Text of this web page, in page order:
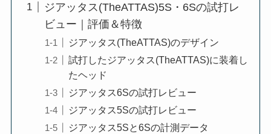
ジアッタス(TheATTAS)5S・6Sの試打レ
ビュー｜評価＆特徴
ジアッタス(TheATTAS)のデザイン
試打したジアッタス(TheATTAS)に装着し
たヘッド
ジアッタス6Sの試打レビュー
ジアッタス5Sの試打レビュー
ジアッタス5Sと6Sの計測データ